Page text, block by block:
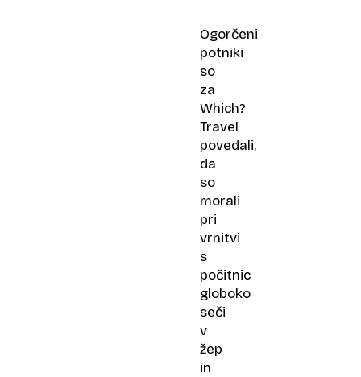
več
brezplačne
Ogorčeni
potniki
so
za
Which?
Travel
povedali,
da
so
morali
pri
vrnitvi
s
počitnic
globoko
seči
v
žep
in